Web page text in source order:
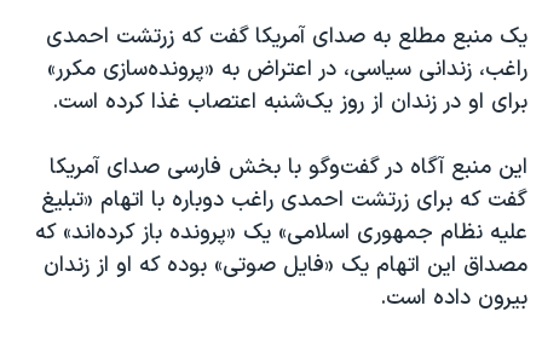
دادگاه حمید نوری
چهل سال گروگان‌گیری
قانون شفافیت دارائی کادر رهبری ایران
اعتراضات مردمی آبان ۹۸
اسرائیل در جنگ
نرگس محمدی برنده جایزه نوبل صلح
همایش محافظه‌کاران آمریکا «سی‌پک»
یک منبع مطلع به صدای آمریکا گفت که زرتشت احمدی
راغب، زندانی سیاسی، در اعتراض به «پرونده‌سازی مکرر»
برای او در زندان از روز یک‌شنبه اعتصاب غذا کرده است.
این منبع آگاه در گفت‌وگو با بخش فارسی صدای آمریکا
گفت که برای زرتشت احمدی راغب دوباره با اتهام «تبلیغ
علیه نظام جمهوری اسلامی» یک «پرونده باز کرده‌اند» که
مصداق این اتهام یک «فایل صوتی» بوده که او از زندان
بیرون داده است.